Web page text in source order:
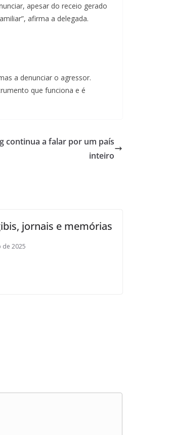
apesar do receio gerado
afirma a delegada.
a denunciar o agressor.
que funciona e é
continua a falar por um país
inteiro
jornais e memórias
2025